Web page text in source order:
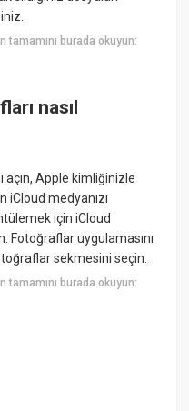
tamamını burada okuyun:
nasıl
açın, Apple kimliğinizle
iCloud medyanızı
için iCloud
Fotoğraflar uygulamasını
sekmesini seçin.
tamamını burada okuyun: